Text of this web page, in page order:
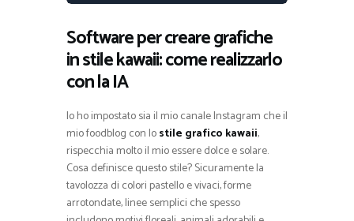
Software per creare grafiche
in stile kawaii: come realizzarlo
con la IA
Io ho impostato sia il mio canale Instagram che il
mio foodblog con lostile grafico kawaii,
rispecchia molto il mio essere dolce e solare.
Cosa definisce questo stile? Sicuramente la
tavolozza di colori pastello e vivaci, forme
arrotondate, linee semplici che spesso